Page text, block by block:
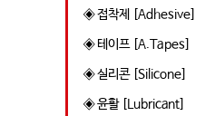
◈ 접착제 [Adhesive]
◈ 테이프 [A.Tapes]
◈ 실리콘 [Silicone]
◈ 윤활 [Lubricant]